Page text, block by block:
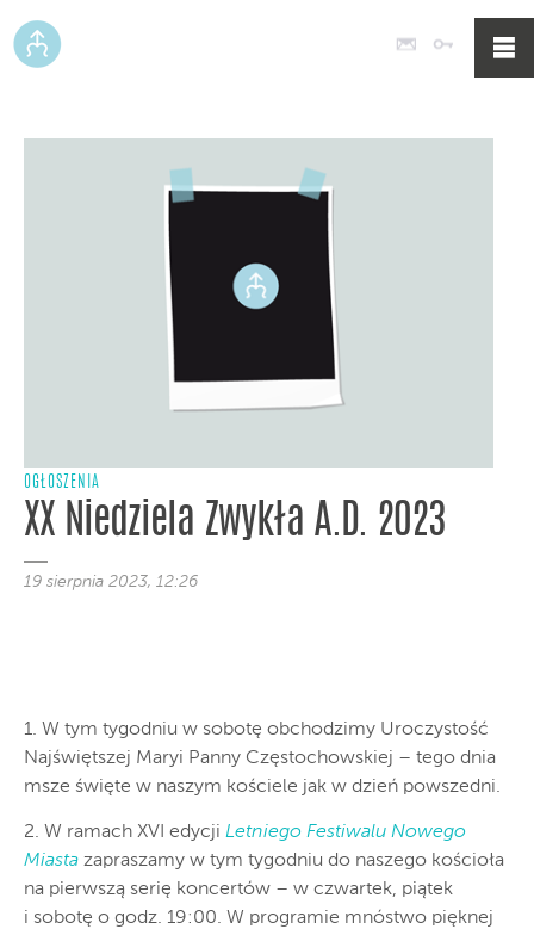
Poczta
OGŁOSZENIA
XX Niedziela Zwykła A.D. 2023
19 sierpnia 2023, 12:26
1. W tym tygodniu w sobotę obchodzimy Uroczystość
Najświętszej Maryi Panny Częstochowskiej – tego dnia
msze święte w naszym kościele jak w dzień powszedni.
2. W ramach XVI edycji Letniego Festiwalu Nowego
Miasta zapraszamy w tym tygodniu do naszego kościoła
na pierwszą serię koncertów – w czwartek, piątek
i sobotę o godz. 19:00. W programie mnóstwo pięknej